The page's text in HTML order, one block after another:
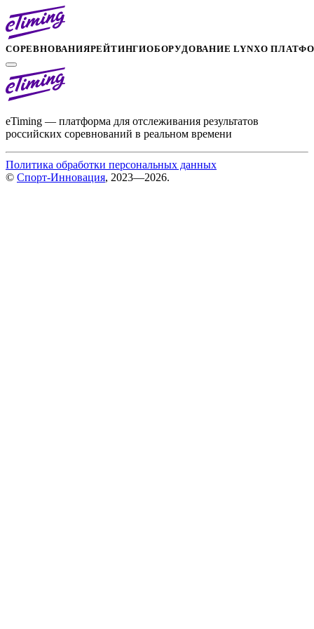
СОРЕВНОВАНИЯРЕЙТИНГИОБОРУДОВАНИЕ LYNXО
eTiming — платформа для отслеживания результатов
российских соревнований в реальном времени
Политика обработки персональных данных
© Спорт-Инновация, 2023—2026.